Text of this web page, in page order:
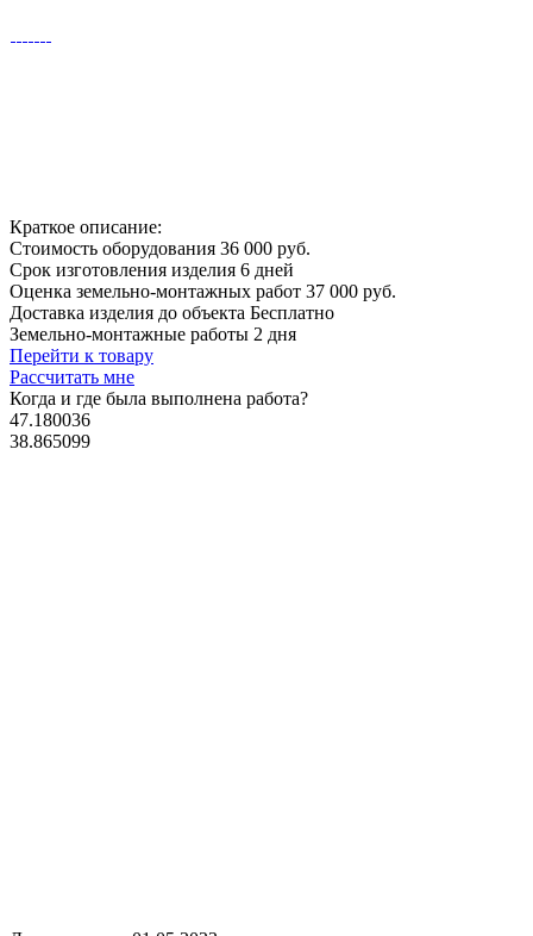
Краткое описание:
Стоимость оборудования 36 000 руб.
Срок изготовления изделия 6 дней
Оценка земельно-монтажных работ 37 000 руб.
Доставка изделия до объекта Бесплатно
Земельно-монтажные работы 2 дня
Перейти к товару
Рассчитать мне
Когда и где была выполнена работа?
47.180036
38.865099